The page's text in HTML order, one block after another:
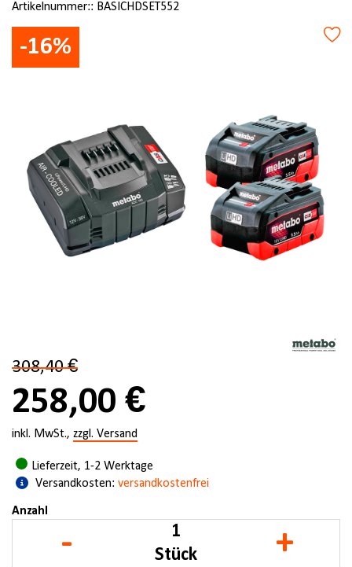
Artikelnummer:: BASICHDSET552
-16%
308,40 €
258,00 €
inkl. MwSt., zzgl. Versand
Lieferzeit, 1-2 Werktage
Versandkosten: versandkostenfrei
Anzahl
- Stück +